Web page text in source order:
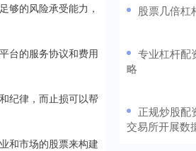
够的风险承受能力，
台的服务协议和费用
纪律，而止损可以帮
和市场的股票来构建
股票几倍杠
专业杠杆配
略
正规炒股配
交易所开展数